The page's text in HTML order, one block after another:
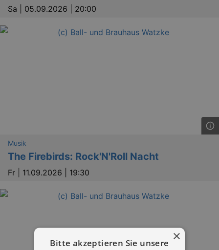
Sa | 05.09.2026 | 20:00
Musik
The Firebirds: Rock'N'Roll Nacht
Fr | 11.09.2026 | 19:30
×
Bitte akzeptieren Sie unsere